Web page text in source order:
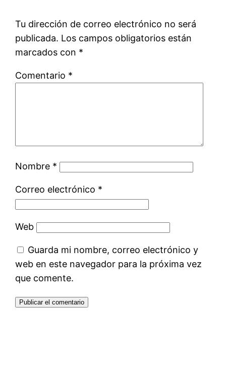
Tu dirección de correo electrónico no será
publicada. Los campos obligatorios están
marcados con *
Comentario *
Nombre *
Correo electrónico *
Web
Guarda mi nombre, correo electrónico y
web en este navegador para la próxima vez
que comente.